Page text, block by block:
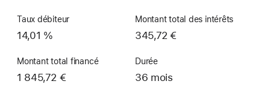
Taux débiteur
14,01 %
Montant total des intérêts
345,72 €
Montant total financé
1 845,72 €
Durée
36 mois